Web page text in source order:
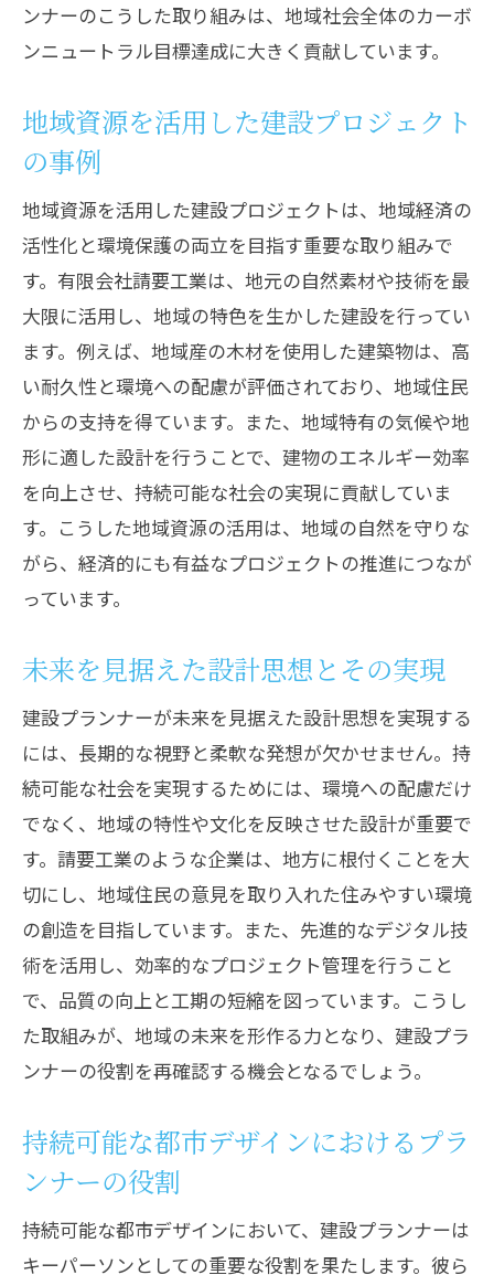
ンナーのこうした取り組みは、地域社会全体のカーボ
ンニュートラル目標達成に大きく貢献しています。
地域資源を活用した建設プロジェクト
の事例
地域資源を活用した建設プロジェクトは、地域経済の
活性化と環境保護の両立を目指す重要な取り組みで
す。有限会社請要工業は、地元の自然素材や技術を最
大限に活用し、地域の特色を生かした建設を行ってい
ます。例えば、地域産の木材を使用した建築物は、高
い耐久性と環境への配慮が評価されており、地域住民
からの支持を得ています。また、地域特有の気候や地
形に適した設計を行うことで、建物のエネルギー効率
を向上させ、持続可能な社会の実現に貢献していま
す。こうした地域資源の活用は、地域の自然を守りな
がら、経済的にも有益なプロジェクトの推進につなが
っています。
未来を見据えた設計思想とその実現
建設プランナーが未来を見据えた設計思想を実現する
には、長期的な視野と柔軟な発想が欠かせません。持
続可能な社会を実現するためには、環境への配慮だけ
でなく、地域の特性や文化を反映させた設計が重要で
す。請要工業のような企業は、地方に根付くことを大
切にし、地域住民の意見を取り入れた住みやすい環境
の創造を目指しています。また、先進的なデジタル技
術を活用し、効率的なプロジェクト管理を行うこと
で、品質の向上と工期の短縮を図っています。こうし
た取組みが、地域の未来を形作る力となり、建設プラ
ンナーの役割を再確認する機会となるでしょう。
持続可能な都市デザインにおけるプラ
ンナーの役割
持続可能な都市デザインにおいて、建設プランナーは
キーパーソンとしての重要な役割を果たします。彼ら